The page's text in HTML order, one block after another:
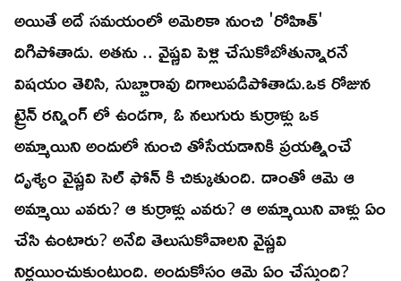
అయితే అదే సమయంలో అమెరికా నుంచి 'రోహిత్'
దిగిపోతాడు. అతను .. వైష్ణవి పెళ్లి చేసుకోబోతున్నారనే
విషయం తెలిసి, సుబ్బారావు దిగాలుపడిపోతాడు.ఒక రోజున
ట్రైన్ రన్నింగ్ లో ఉండగా, ఓ నలుగురు కుర్రాళ్లు ఒక
అమ్మాయిని అందులో నుంచి తోసేయడానికి ప్రయత్నించే
దృశ్యం వైష్ణవి సెల్ ఫోన్ కి చిక్కుతుంది. దాంతో ఆమె ఆ
అమ్మాయి ఎవరు? ఆ కుర్రాళ్లు ఎవరు? ఆ అమ్మాయిని వాళ్లు ఏం
చేసి ఉంటారు? అనేది తెలుసుకోవాలని వైష్ణవి
నిర్ణయించుకుంటుంది. అందుకోసం ఆమె ఏం చేస్తుంది?